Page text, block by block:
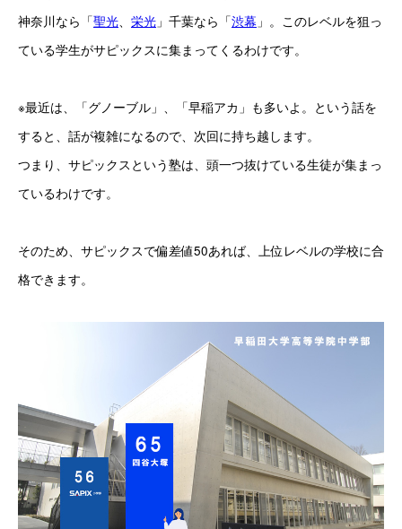
神奈川なら「聖光、 栄光 」千葉なら「渋幕 」。このレベルを狙っ
ている学生がサピックスに集まってくるわけです。
※最近は、「グノーブル」、「早稲アカ」も多いよ。という話を
すると、話が複雑になるので、次回に持ち越します。
つまり、サピックスという塾は、頭一つ抜けている生徒が集まっ
ているわけです。
そのため、サピックスで偏差値50あれば、上位レベルの学校に合
格できます。